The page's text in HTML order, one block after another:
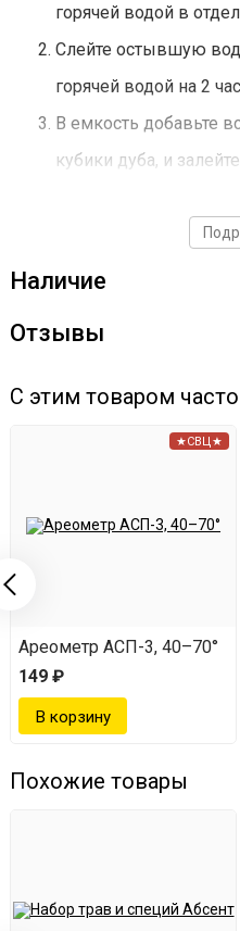
горячей водой в
Слейте остывшую
горячей водой на 2
В емкость добавьте
кубики дуба, и
Тщательно
теплое место на 14
После 14 дней
Наличие
Отзывы
С этим товаром
★СВЦ★
Ареометр АСП-3, 40–70°
149 ₽
Похожие товары